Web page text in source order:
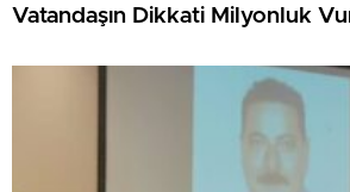
Vatandaşın Dikkati Milyonluk